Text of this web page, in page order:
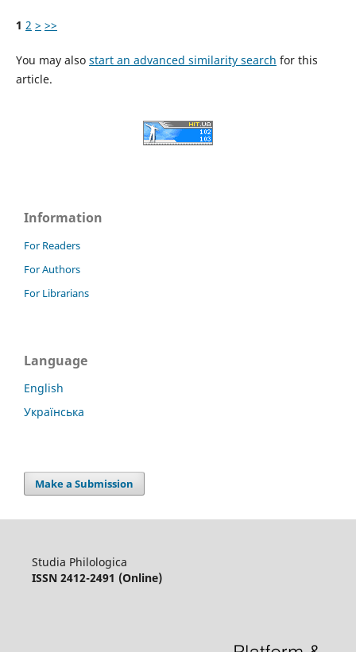
1 2 > >>
You may also start an advanced similarity search for this
article.
Information
For Readers
For Authors
For Librarians
Language
English
Українська
Make a Submission
Studia Philologica
ISSN 2412-2491 (Online)